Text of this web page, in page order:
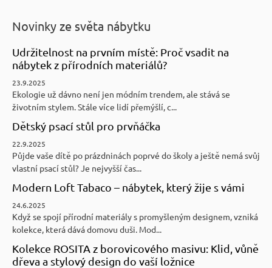
Novinky ze světa nábytku
Udržitelnost na prvním místě: Proč vsadit na
nábytek z přírodních materiálů?
23.9.2025
Ekologie už dávno není jen módním trendem, ale stává se
životním stylem. Stále více lidí přemýšlí, c...
Dětský psací stůl pro prvňáčka
22.9.2025
Půjde vaše dítě po prázdninách poprvé do školy a ještě nemá svůj
vlastní psací stůl? Je nejvyšší čas...
Modern Loft Tabaco – nábytek, který žije s vámi
24.6.2025
Když se spojí přírodní materiály s promyšleným designem, vzniká
kolekce, která dává domovu duši. Mod...
Kolekce ROSITA z borovicového masivu: Klid, vůně
dřeva a stylový design do vaší ložnice